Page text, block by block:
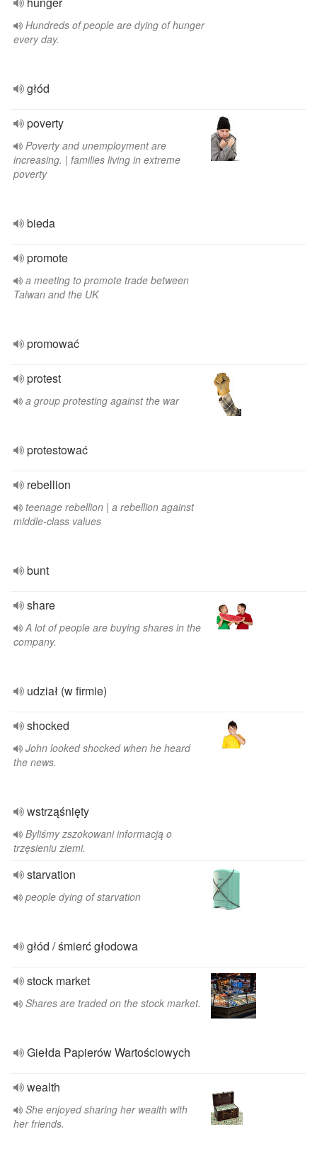
Hundreds of people are dying of hunger
every day.
głód
poverty
Poverty and unemployment are
increasing. | families living in extreme
poverty
bieda
promote
a meeting to promote trade between
Taiwan and the UK
promować
protest
a group protesting against the war
protestować
rebellion
teenage rebellion | a rebellion against
middle-class values
bunt
share
A lot of people are buying shares in the
company.
udział (w firmie)
shocked
John looked shocked when he heard
the news.
wstrząśnięty
Byliśmy zszokowani informacją o
trzęsieniu ziemi.
starvation
people dying of starvation
głód / śmierć głodowa
stock market
Shares are traded on the stock market.
Giełda Papierów Wartościowych
wealth
She enjoyed sharing her wealth with
her friends.